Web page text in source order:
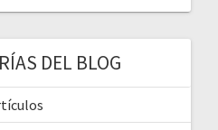
DEL BLOG